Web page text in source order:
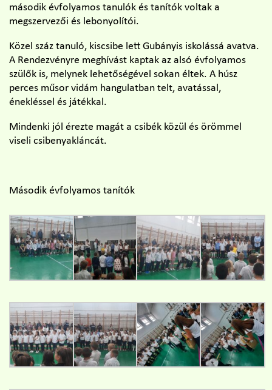
második évfolyamos tanulók és tanítók voltak a
megszervezői és lebonyolítói.
Közel száz tanuló, kiscsibe lett Gubányis iskolássá avatva.
A Rendezvényre meghívást kaptak az alsó évfolyamos
szülők is, melynek lehetőségével sokan éltek. A húsz
perces műsor vidám hangulatban telt, avatással,
énekléssel és játékkal.
Mindenki jól érezte magát a csibék közül és örömmel
viseli csibenyakláncát.
Második évfolyamos tanítók